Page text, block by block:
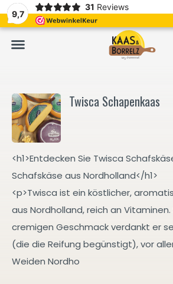
9,7
31 Reviews
Frisch geschnitten und vakuumverpackt.
Twisca Schapenkaas
<h1>Entdecken Sie Twisca
Schafskäse aus Nordholland</h1>
<p>Twisca ist ein köstlicher,
aus Nordholland, reich an Vitaminen.
cremigen Geschmack verdankt er
(die die Reifung begünstigt), vor
Weiden Nordho